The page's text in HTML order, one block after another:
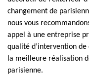
changement de
nous vous
appel à une entreprise
qualité d’intervention
la meilleure réalisation
parisienne.